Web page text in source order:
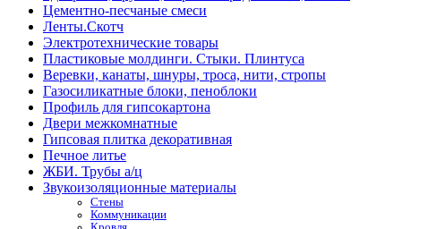
Цементно-песчаные смеси
Ленты.Скотч
Электротехнические товары
Пластиковые молдинги. Стыки. Плинтуса
Веревки, канаты, шнуры, троса, нити, стропы
Газосиликатные блоки, пеноблоки
Профиль для гипсокартона
Двери межкомнатные
Гипсовая плитка декоративная
Печное литье
ЖБИ. Трубы а/ц
Звукоизоляционные материалы
Стены
Коммуникации